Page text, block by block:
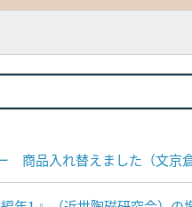
商品入れ替えました（文京倉